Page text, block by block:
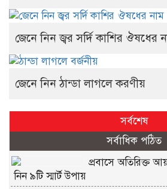
জেনে নিন জ্বর সর্দি কাশির ঔষধের
জেনে নিন ঠান্ডা লাগলে করণীয়
সর্বশেষ
সর্বাধিক পঠিত
প্রবাসে অতিরিক্ত
নিন ৯টি স্মার্ট উপায়